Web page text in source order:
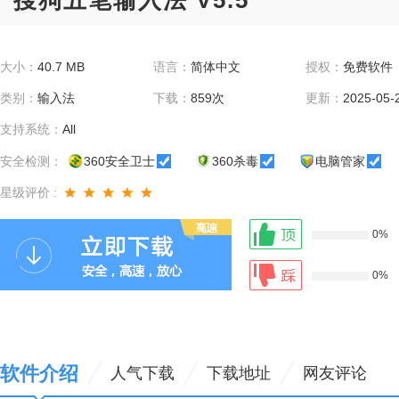
大小： 40.7 MB 语言： 简体中文 授权：免费软件
类别： 输入法 下载： 859次 更新： 2025-05-
支持系统： All
安全检测： 360安全卫士 360杀毒 电脑管家
星级评价 :
0%
0%
软件介绍 人气下载 下载地址 网友评论